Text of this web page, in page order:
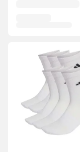
Megnyit egy